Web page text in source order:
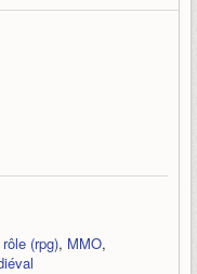
(rpg), MMO,